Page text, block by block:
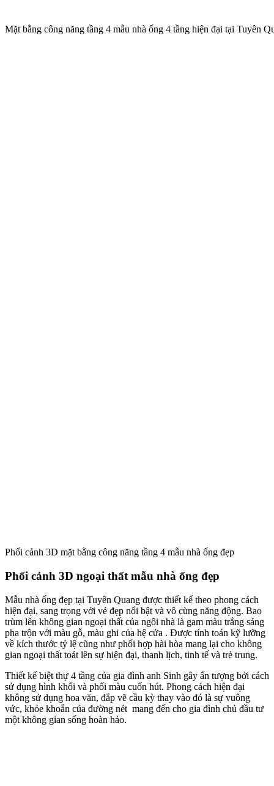
Mặt bằng công năng tầng 4 mẫu nhà ống 4 tầng hiện đại tại Tuyên
Phối cảnh 3D mặt bằng công năng tầng 4 mẫu nhà ống đẹp
Phối cảnh 3D ngoại thất mẫu nhà ống đẹp
Mẫu nhà ống đẹp tại Tuyên Quang được thiết kế theo phong cách
hiện đại, sang trọng với vẻ đẹp nổi bật và vô cùng năng động. Bao
trùm lên không gian ngoại thất của ngôi nhà là gam màu trắng sáng
pha trộn với màu gỗ, màu ghi của hệ cửa . Được tính toán kỹ lưỡng
về kích thước tỷ lệ cũng như phối hợp hài hòa mang lại cho không
gian ngoại thất toát lên sự hiện đại, thanh lịch, tinh tế và trẻ trung.
Thiết kế biệt thự 4 tầng của gia đình anh Sinh gây ấn tượng bởi cách
sử dụng hình khối và phối màu cuốn hút. Phong cách hiện đại
không sử dụng hoa văn, đắp vẽ cầu kỳ thay vào đó là sự vuông
vức, khỏe khoắn của đường nét mang đến cho gia đình chủ đầu tư
một không gian sống hoàn hảo.